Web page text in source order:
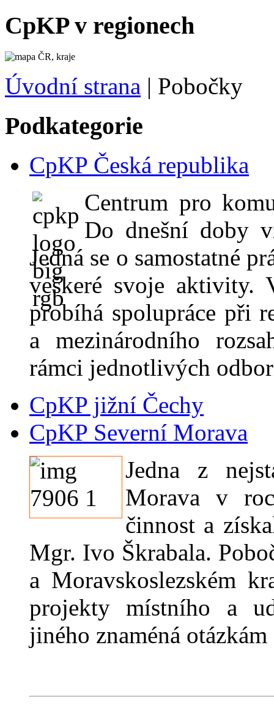
CpKP v regionech
Úvodní strana | Pobočky
Podkategorie
CpKP Česká republika
Centrum pro
Do dnešní doby
Jedná se o samostatné
veškeré svoje aktivity.
probíhá spolupráce při
a mezinárodního
rámci jednotlivých
CpKP jižní Čechy
CpKP Severní Morava
Jedna z
Morava v
činnost a
Mgr. Ivo Škrabala.
a Moravskoslezském
projekty místního a
jiného znaméná